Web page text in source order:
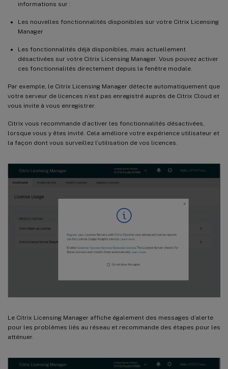
informations sur :
Les nouvelles fonctionnalités disponibles sur votre Citrix Licensing
Manager
Les fonctionnalités déjà disponibles, mais actuellement
désactivées sur votre Citrix Licensing Manager. Vous pouvez activer
ces fonctionnalités directement depuis la fenêtre modale.
Par exemple, le Citrix Licensing Manager détecte automatiquement que
votre serveur de licences n’est pas enregistré auprès de Citrix Cloud et
vous invite à vous enregistrer.
Citrix vous recommande d’activer les fonctionnalités désactivées,
lorsque vous y êtes invité. Cela améliore votre expérience utilisateur et
la façon dont vous surveillez l’utilisation de vos licences.
Le Citrix Licensing Manager affiche également des messages d’alerte
pour les problèmes liés au réseau et recommande des étapes pour les
atténuer.